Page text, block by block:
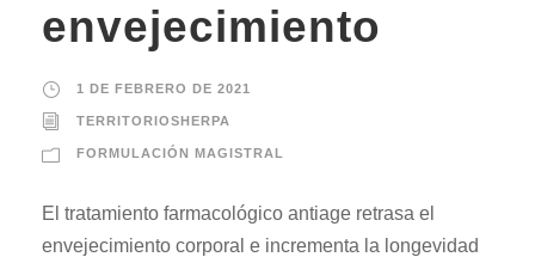
envejecimiento
1 DE FEBRERO DE 2021
TERRITORIOSHERPA
FORMULACIÓN MAGISTRAL
El tratamiento farmacológico antiage retrasa el
envejecimiento corporal e incrementa la longevidad